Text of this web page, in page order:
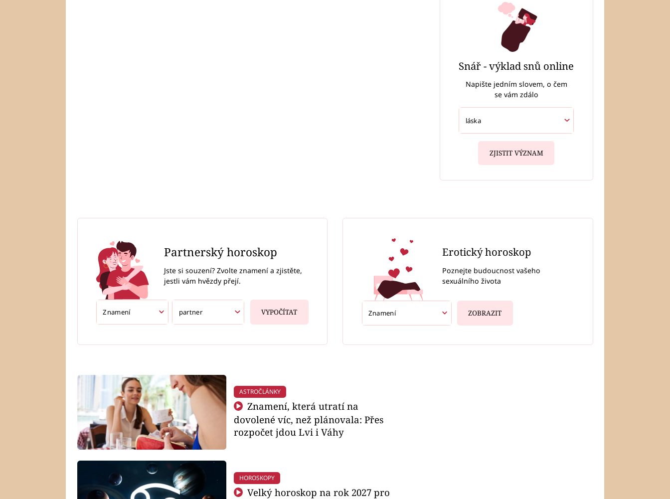
Snář - výklad snů online
Napište jedním slovem, o čem
se vám zdálo
ZJISTIT VÝZNAM
Partnerský horoskop
Jste si souzení? Zvolte znamení a zjistěte,
jestli vám hvězdy přejí.
VYPOČÍTAT
Erotický horoskop
Poznejte budoucnost vašeho
sexuálního života
ZOBRAZIT
ASTROČLÁNKY
Znamení, která utratí na
dovolené víc, než plánovala: Přes
rozpočet jdou Lvi i Váhy
HOROSKOPY
Velký horoskop na rok 2027 pro